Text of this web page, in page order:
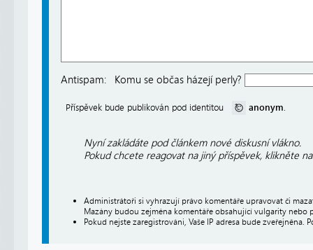
Antispam: Komu se občas házejí perly?
Příspěvek bude publikován pod identitou anonym
Nyní zakládáte pod článkem nové diskusní vlákno.
Pokud chcete reagovat na jiný příspěvek, klikněte
Administrátoři si vyhrazují právo komentáře upravovat či
Mazány budou zejména komentáře obsahující vulgarity nebo
Pokud nejste zaregistrováni, Vaše IP adresa bude